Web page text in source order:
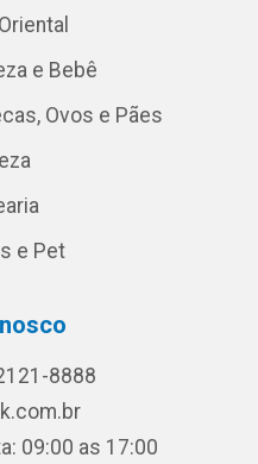
e Bebê
Ovos e Pães
e Pet
8888
09:00 as 17:00